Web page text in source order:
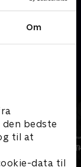
Om
bedste
til at
data til